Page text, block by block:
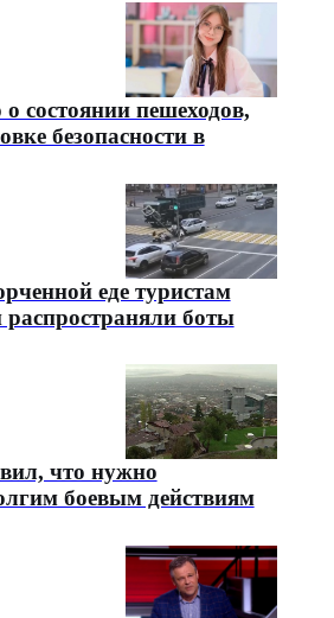
о состоянии пешеходов,
безопасности в
еде туристам
боты
что нужно
боевым действиям